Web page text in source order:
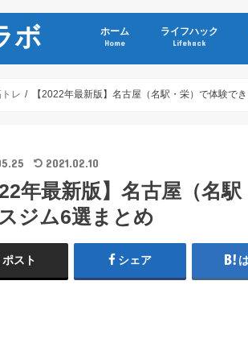
ボ ホーム
Home
ライフハック
Lifehack
レ 【2022年最新版】名古屋（名駅・栄）で体験で
2021.02.10
年最新版】名古屋（名
ジム6選まとめ
ポスト シェア